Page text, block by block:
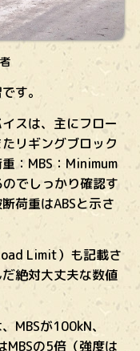
す。
スは、主にフロー
リギングブロック
：MBS：Minimum
でしっかり確認す
荷重はABSと示さ
Limit）も記載さ
絶対大丈夫な数値
MBSが100kN、
MBSの5倍（強度は